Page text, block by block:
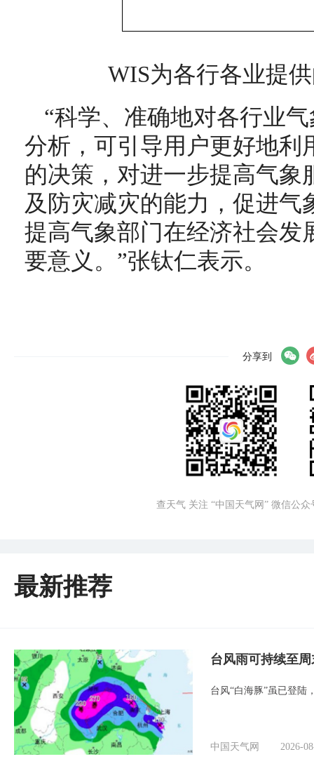
WIS为各行各业提
“科学、准确地对各行业
分析，可引导用户更好地利
的决策，对进一步提高气象
及防灾减灾的能力，促进气
提高气象部门在经济社会发
要意义。”张钛仁表示。
分享到
查天气 关注 “中国天气网” 微信公众
最新推荐
台风雨可持续至
台风“白海豚”虽已登陆
中国天气网 2026-